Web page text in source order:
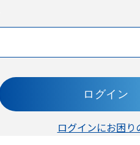
ログイン
ログインにお困り